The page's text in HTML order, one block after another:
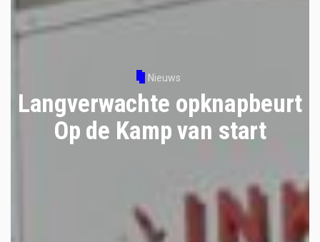
Nieuws
Langverwachte opknapbeurt
Op de Kamp van start